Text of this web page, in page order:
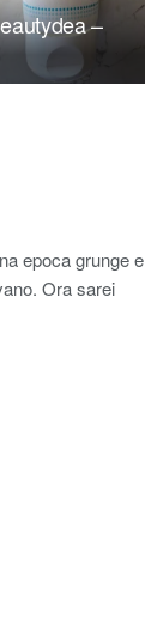
–
epoca grunge e
Ora sarei